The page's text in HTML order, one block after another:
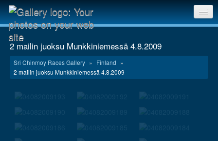
Gallery home
Contact us
2 mailin juoksu Munkkiniemessä 4.8.2009
Sri Chinmoy Races Gallery » Finland »
2 mailin juoksu Munkkiniemessä 4.8.2009